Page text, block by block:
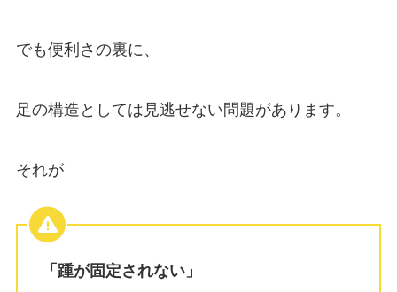
でも便利さの裏に、
足の構造としては見逃せない問題があります。
それが
「踵が固定されない」